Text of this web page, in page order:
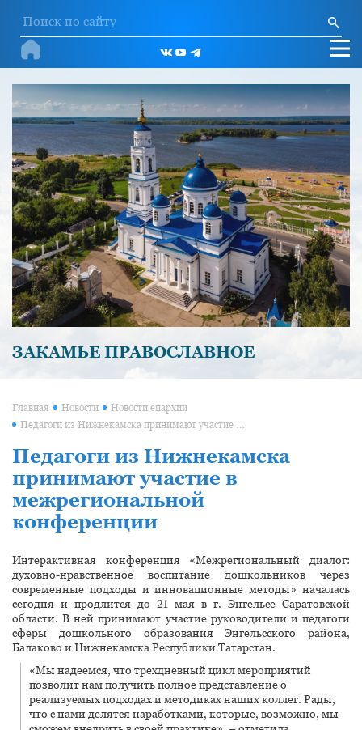
ЗАКАМЬЕ ПРАВОСЛАВНОЕ
Главная Новости Новости епархии
Педагоги из Нижнекамска принимают участие в межрегиональной конференции
Педагоги из Нижнекамска
принимают участие в
межрегиональной
конференции
Интерактивная конференция «Межрегиональный диалог:
духовно-нравственное воспитание дошкольников через
современные подходы и инновационные методы» началась
сегодня и продлится до 21 мая в г. Энгельсе Саратовской
области. В ней принимают участие руководители и педагоги
сферы дошкольного образования Энгельсского района,
Балаково и Нижнекамска Республики Татарстан.
«Мы надеемся, что трехдневный цикл мероприятий
позволит нам получить полное представление о
реализуемых подходах и методиках наших коллег. Рады,
что с нами делятся наработками, которые, возможно, мы